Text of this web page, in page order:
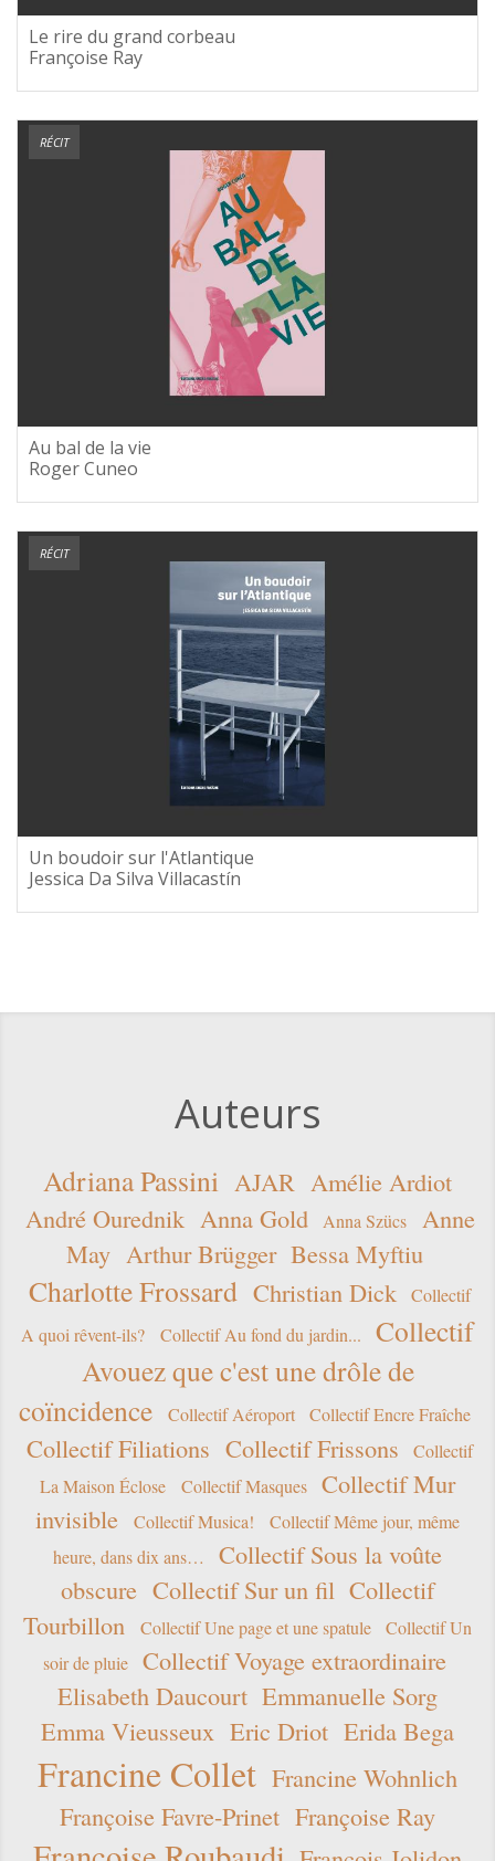
Le rire du grand corbeau
Françoise Ray
RÉCIT
Au bal de la vie
Roger Cuneo
RÉCIT
Un boudoir sur l'Atlantique
Jessica Da Silva Villacastín
Auteurs
Adriana Passini AJAR Amélie Ardiot
André Ourednik Anna Gold Anna Szücs
Anne
May Arthur Brügger Bessa Myftiu
Charlotte Frossard Christian Dick
Collectif
A quoi rêvent-ils?
Collectif Au fond du jardin...
Collectif
Avouez que c'est une drôle de
coïncidence
Collectif Aéroport Collectif Encre Fraîche
Collectif Filiations Collectif Frissons
Collectif
La Maison Éclose
Collectif Masques
Collectif Mur
invisible
Collectif Musica!
Collectif Même jour, même
heure, dans dix ans…
Collectif Sous la voûte
obscure Collectif Sur un fil Collectif
Tourbillon
Collectif Une page et une spatule
Collectif Un
soir de pluie
Collectif Voyage extraordinaire
Elisabeth Daucourt Emmanuelle Sorg
Emma Vieusseux Eric Driot Erida Bega
Francine Collet Francine Wohnlich
Françoise Favre-Prinet Françoise Ray